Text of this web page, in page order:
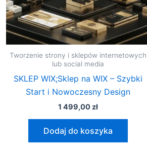
Tworzenie strony i sklepów internetowych
lub social media
SKLEP WIX;Sklep na WIX – Szybki
Start i Nowoczesny Design
1 499,00 zł
Dodaj do koszyka